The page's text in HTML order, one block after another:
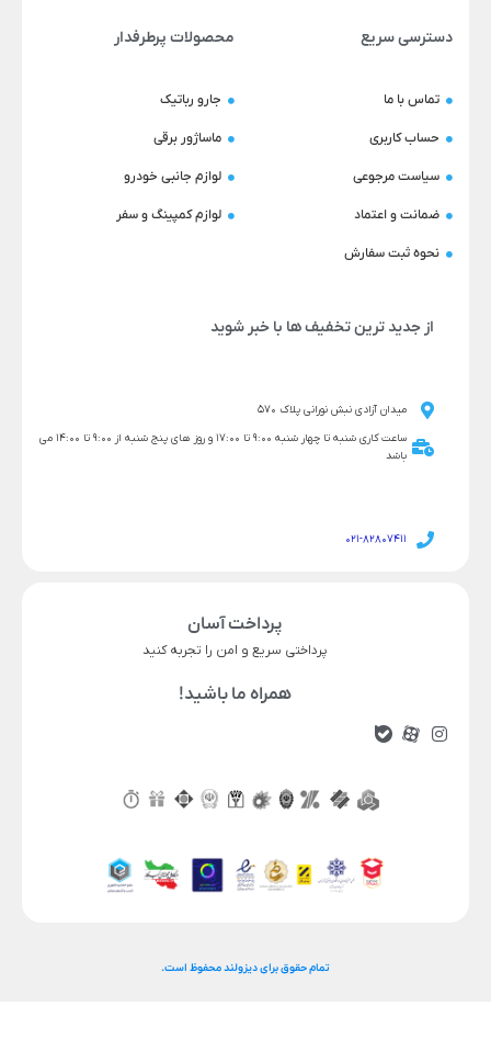
دسترسی سریع
تماس با ما
حساب کاربری
سیاست مرجوعی
ضمانت و اعتماد
نحوه ثبت سفارش
محصولات پرطرفدار
جارو رباتیک
ماساژور برقی
لوازم جانبی خودرو
لوازم کمپینگ و سفر
از جدید ترین تخفیف ها با خبر شوید
میدان آزادی نبش نورانی پلاک 570
ساعت کاری شنبه تا چهار شنبه 9:00 تا 17:00 و روز های پنج شنبه از 9:00 تا 14:00 می
باشد
021-82807411
پرداخت آسان
پرداختی سریع و امن را تجربه کنید
همراه ما باشید!
تمام حقوق برای دیزولند محفوظ است.